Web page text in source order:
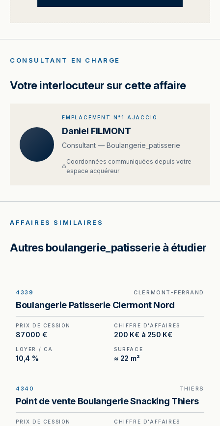
CONSULTANT EN CHARGE
Votre interlocuteur sur cette affaire
EMPLACEMENT N°1 AJACCIO
Daniel FILMONT
Consultant — Boulangerie_patisserie
Coordonnées communiquées depuis votre
espace acquéreur
AFFAIRES SIMILAIRES
Autres boulangerie_patisserie à étudier
Boulangerie à Clermont-Ferrand — implantation à
l'entrée d'un grand magasin, secteur Clermont
4339 CLERMONT-FERRAND
Boulangerie Patisserie Clermont Nord
PRIX DE CESSION
87 000 €
CHIFFRE D'AFFAIRES
200 K€ à 250 K€
LOYER / CA
10,4 %
SURFACE
≈ 22 m²
Boulangerie à vendre à Thiers — emplacement
Numéro 1, activité en croissance, boutique en
4340 THIERS
Point de vente Boulangerie Snacking Thiers
PRIX DE CESSION CHIFFRE D'AFFAIRES